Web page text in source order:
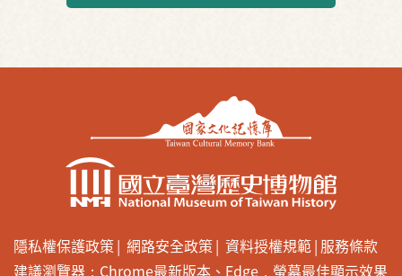
隱私權保護政策 網路安全政策 資料授權規範 服務條款
建議瀏覽器：Chrome最新版本、Edge，螢幕最佳顯示效果